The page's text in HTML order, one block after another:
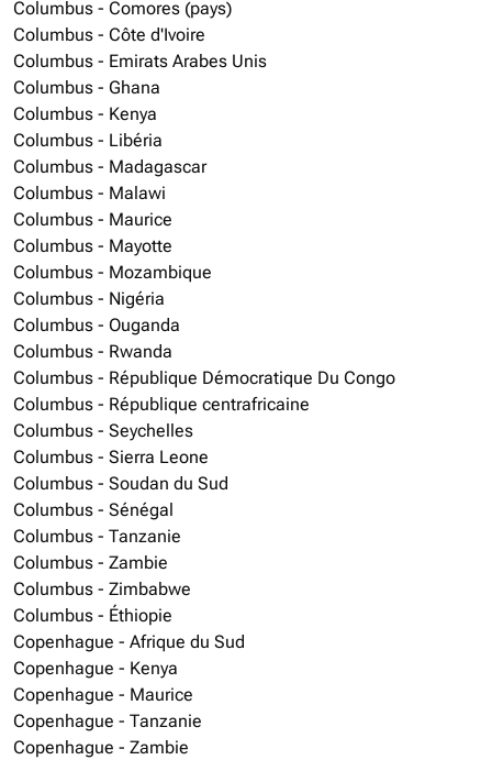
Columbus - Comores (pays)
Columbus - Côte d'Ivoire
Columbus - Emirats Arabes Unis
Columbus - Ghana
Columbus - Kenya
Columbus - Libéria
Columbus - Madagascar
Columbus - Malawi
Columbus - Maurice
Columbus - Mayotte
Columbus - Mozambique
Columbus - Nigéria
Columbus - Ouganda
Columbus - Rwanda
Columbus - République Démocratique Du Congo
Columbus - République centrafricaine
Columbus - Seychelles
Columbus - Sierra Leone
Columbus - Soudan du Sud
Columbus - Sénégal
Columbus - Tanzanie
Columbus - Zambie
Columbus - Zimbabwe
Columbus - Éthiopie
Copenhague - Afrique du Sud
Copenhague - Kenya
Copenhague - Maurice
Copenhague - Tanzanie
Copenhague - Zambie